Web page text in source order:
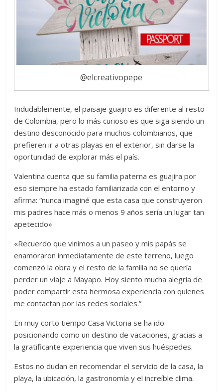
@elcreativopepe
Indudablemente, el paisaje guajiro es diferente al resto
de Colombia, pero lo más curioso es que siga siendo un
destino desconocido para muchos colombianos, que
prefieren ir a otras playas en el exterior, sin darse la
oportunidad de explorar más el país.
Valentina cuenta que su familia paterna es guajira por
eso siempre ha estado familiarizada con el entorno y
afirma: “nunca imaginé que esta casa que construyeron
mis padres hace más o menos 9 años sería un lugar tan
apetecido»
«Recuerdo que vinimos a un paseo y mis papás se
enamoraron inmediatamente de este terreno, luego
comenzó la obra y el resto de la familia no se quería
perder un viaje a Mayapo. Hoy siento mucha alegría de
poder compartir esta hermosa experiencia con quienes
me contactan por las redes sociales.”
En muy corto tiempo Casa Victoria se ha ido
posicionando como un destino de vacaciones, gracias a
la gratificante experiencia que viven sus huéspedes.
Estos no dudan en recomendar el servicio de la casa, la
playa, la ubicación, la gastronomía y el increíble clima.